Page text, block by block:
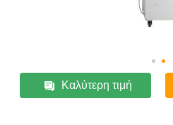
Καλύτερη τιμή